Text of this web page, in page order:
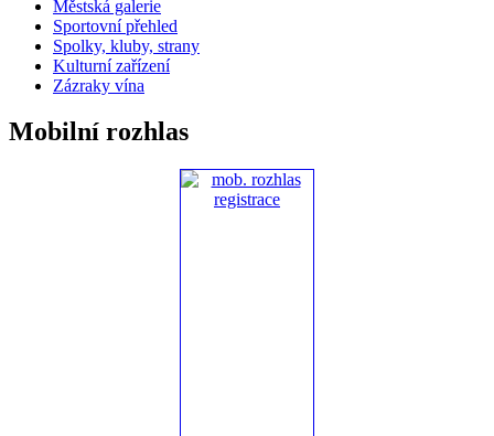
Městská galerie
Sportovní přehled
Spolky, kluby, strany
Kulturní zařízení
Zázraky vína
Mobilní rozhlas